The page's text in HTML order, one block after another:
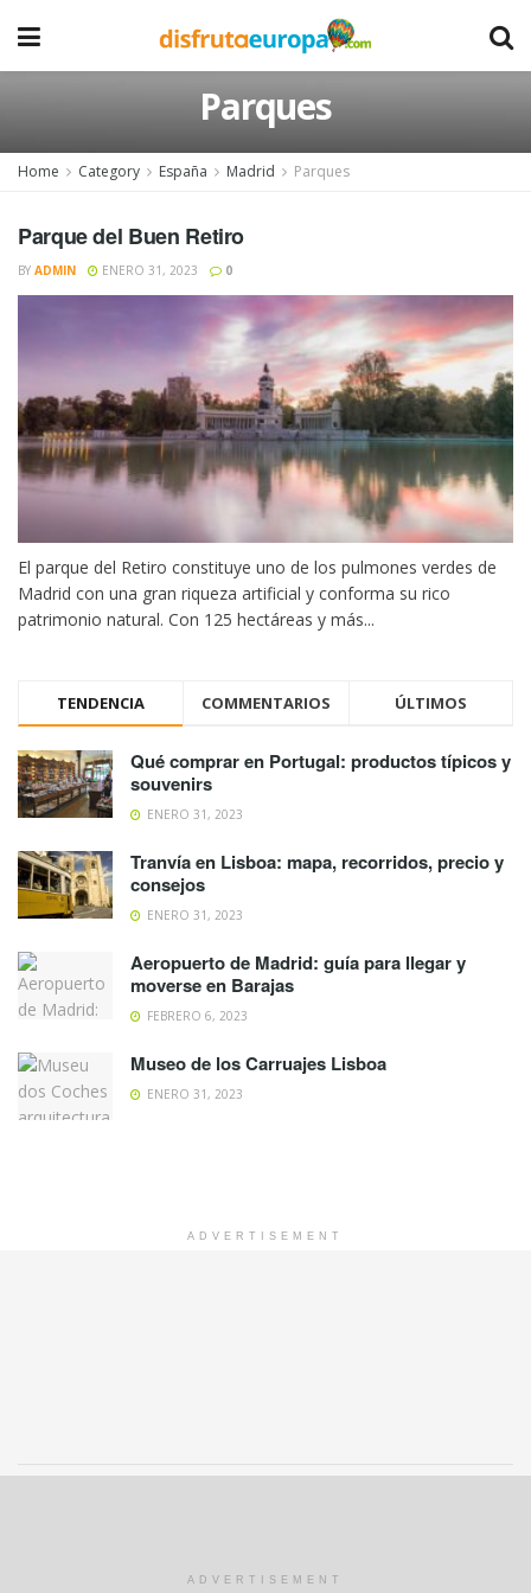
Parques
Home Category España Madrid Parques
Parque del Buen Retiro
BY ADMIN ENERO 31, 2023 0
El parque del Retiro constituye uno de los pulmones verdes de
Madrid con una gran riqueza artificial y conforma su rico
patrimonio natural. Con 125 hectáreas y más...
TENDENCIA COMMENTARIOS ÚLTIMOS
Qué comprar en Portugal: productos típicos y
souvenirs
ENERO 31, 2023
Tranvía en Lisboa: mapa, recorridos, precio y
consejos
ENERO 31, 2023
Aeropuerto de Madrid: guía para llegar y
moverse en Barajas
FEBRERO 6, 2023
Museo de los Carruajes Lisboa
ENERO 31, 2023
ADVERTISEMENT
ADVERTISEMENT